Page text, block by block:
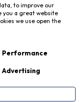
to improve our
you a great website
we use open the
Performance
Advertising